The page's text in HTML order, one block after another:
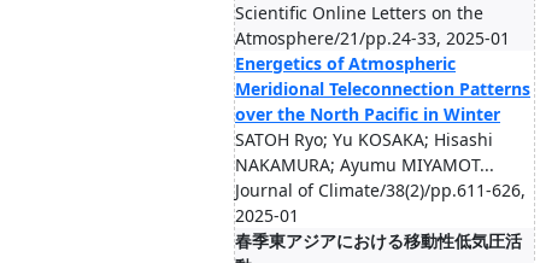
Scientific Online Letters on the
Atmosphere/21/pp.24-33, 2025-01
Energetics of Atmospheric
Meridional Teleconnection Patterns
over the North Pacific in Winter
SATOH Ryo; Yu KOSAKA; Hisashi
NAKAMURA; Ayumu MIYAMOT...
Journal of Climate/38(2)/pp.611-626,
2025-01
春季東アジアにおける移動性低気圧活